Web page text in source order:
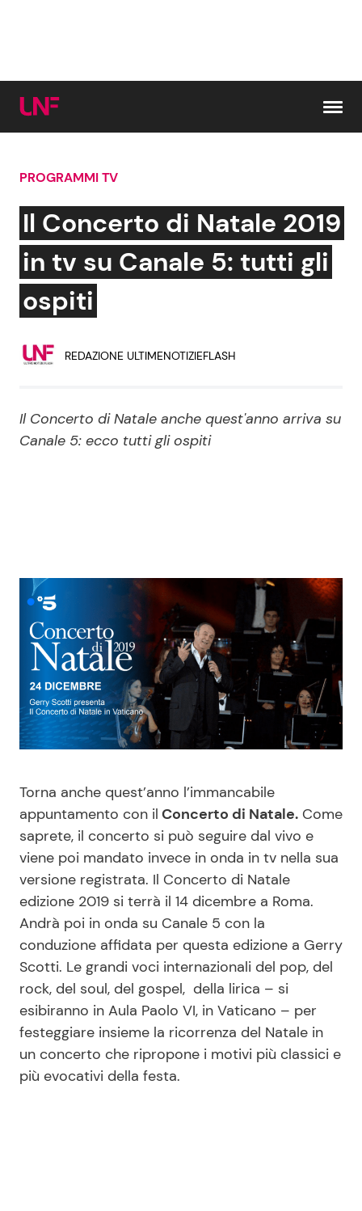
Cerca:
News e Cronaca
Attualità Italiana
Persone Scomparse
Gossip e TV
Bellezze VIP
Programmi TV
News Cinema
News Musica
News Spettacolo
News dal mondo
Benessere
Casa
Moda e Style
Mondo Mamma
News benessere
Salute
Viaggi e Turismo
Festività
Cucina e Ricette
Consigli di Cucina
Dolci
Le Ricette in TV
Primi Piatti
Ricette Facili e Veloci
Ricette Feste
Ricette per Bambini
PROGRAMMI TV
Il Concerto di Natale 2019
in tv su Canale 5: tutti gli
ospiti
REDAZIONE ULTIMENOTIZIEFLASH
Il Concerto di Natale anche quest'anno arriva su
Canale 5: ecco tutti gli ospiti
Torna anche quest’anno l’immancabile
appuntamento con il Concerto di Natale. Come
saprete, il concerto si può seguire dal vivo e
viene poi mandato invece in onda in tv nella sua
versione registrata. Il Concerto di Natale
edizione 2019 si terrà il 14 dicembre a Roma.
Andrà poi in onda su Canale 5 con la
conduzione affidata per questa edizione a Gerry
Scotti. Le grandi voci internazionali del pop, del
rock, del soul, del gospel, della lirica – si
esibiranno in Aula Paolo VI, in Vaticano – per
festeggiare insieme la ricorrenza del Natale in
un concerto che ripropone i motivi più classici e
più evocativi della festa.